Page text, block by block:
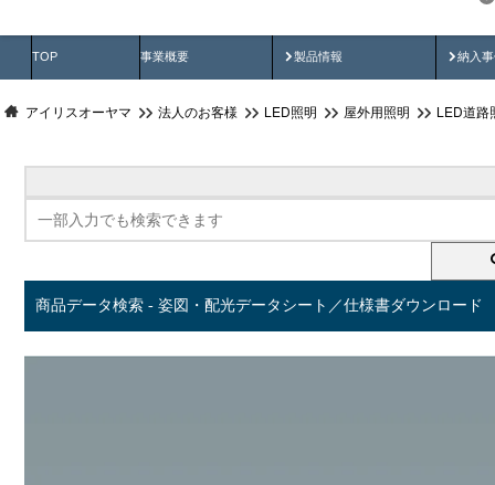
TOP 事業概要 製品情報
製品動画 納入
納
アイリスオーヤマ 法人のお客様 LED照明 屋外用照明 LED道路
商品データ検索 - 姿図・配光データシート／仕様書ダウンロード